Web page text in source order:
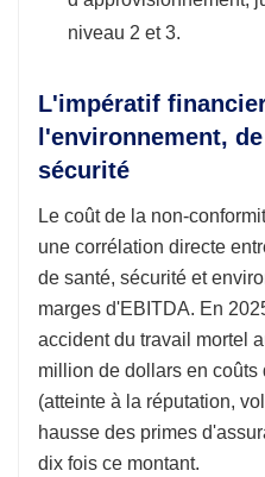
niveau 2 et 3.
L'impératif
l'environnement,
sécurité
Le coût de la non-
une corrélation directe
de santé, sécurité et
marges d'EBITDA. En
accident du travail mortel
million de dollars en
(atteinte à la réputation,
hausse des primes
dix fois ce montant.